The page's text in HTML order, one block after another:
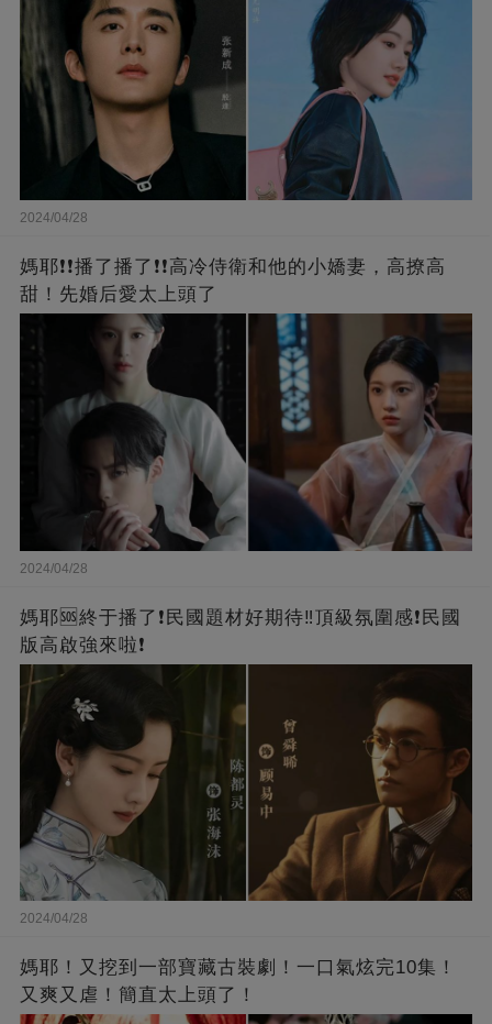
2024/04/28
媽耶❗❗播了播了❗❗高冷侍衛和他的小嬌妻，高撩高
甜！先婚后愛太上頭了
2024/04/28
媽耶🆘終于播了❗️民國題材好期待‼️頂級氛圍感❗️民國
版高啟強來啦❗
2024/04/28
媽耶！又挖到一部寶藏古裝劇！一口氣炫完10集！
又爽又虐！簡直太上頭了！